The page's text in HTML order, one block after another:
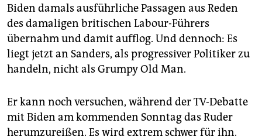
Biden damals ausführliche Passagen aus Reden
des damaligen britischen Labour-Führers
übernahm und damit aufflog. Und dennoch: Es
liegt jetzt an Sanders, als progressiver Politiker zu
handeln, nicht als Grumpy Old Man.
Er kann noch versuchen, während der TV-Debatte
mit Biden am kommenden Sonntag das Ruder
herumzureißen. Es wird extrem schwer für ihn.